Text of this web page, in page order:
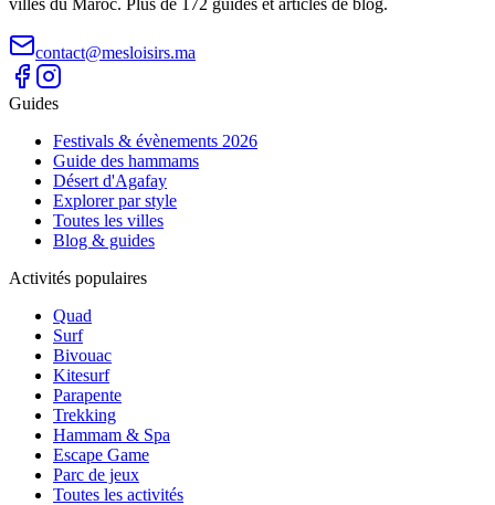
contact@mesloisirs.ma
Guides
Festivals & évènements 2026
Guide des hammams
Désert d'Agafay
Explorer par style
Toutes les villes
Blog & guides
Activités populaires
Quad
Surf
Bivouac
Kitesurf
Parapente
Trekking
Hammam & Spa
Escape Game
Parc de jeux
Toutes les activités